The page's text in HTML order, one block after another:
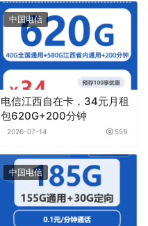
中国电信
电信江西自在卡，34元月租
包620G+200分钟
2026-07-14 559
中国电信